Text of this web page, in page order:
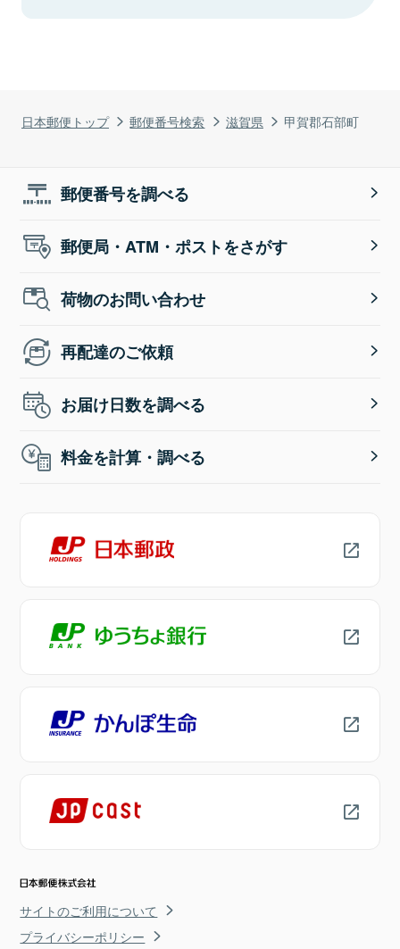
日本郵便トップ 郵便番号検索 滋賀県 甲賀郡石部町
郵便番号を調べる
郵便局・ATM・ポストをさがす
荷物のお問い合わせ
再配達のご依頼
お届け日数を調べる
料金を計算・調べる
サイトのご利用について
プライバシーポリシー